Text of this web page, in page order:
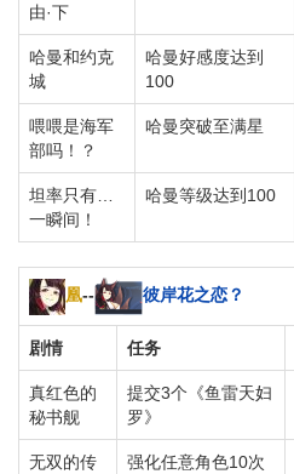
由·下
哈曼和约克
城
哈曼好感度达到
100
喂喂是海军
部吗！？
哈曼突破至满星
坦率只有…
一瞬间！
哈曼等级达到100
凰-- 彼岸花之恋？
剧情 任务
真红色的
秘书舰
提交3个《鱼雷天妇
罗》
无双的传
强化任意角色10次